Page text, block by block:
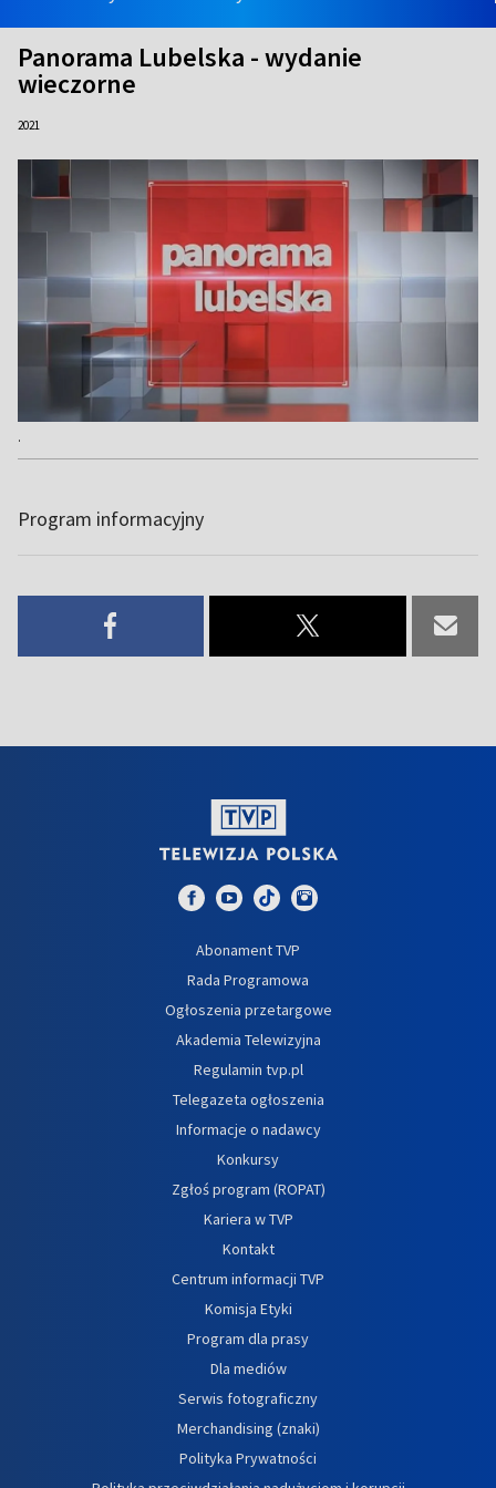
Panorama Lubelska - wydanie
wieczorne
2021
.
Program informacyjny
Abonament TVP
Rada Programowa
Ogłoszenia przetargowe
Akademia Telewizyjna
Regulamin tvp.pl
Telegazeta ogłoszenia
Informacje o nadawcy
Konkursy
Zgłoś program (ROPAT)
Kariera w TVP
Kontakt
Centrum informacji TVP
Komisja Etyki
Program dla prasy
Dla mediów
Serwis fotograficzny
Merchandising (znaki)
Polityka Prywatności